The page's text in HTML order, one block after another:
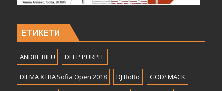
ЕТИКЕТИ
ANDRE RIEU DEEP PURPLE
DIEMA XTRA Sofia Open 2018 DJ BoBo GODSMACK